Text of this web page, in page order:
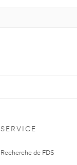
SERVICE
Recherche de FDS